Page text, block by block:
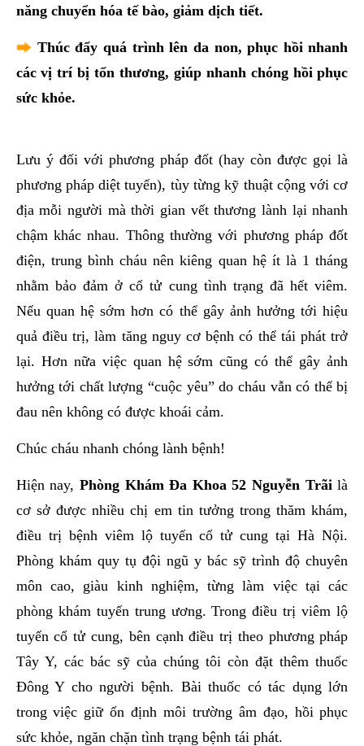
năng chuyển hóa tế bào, giảm dịch tiết.
Thúc đẩy quá trình lên da non, phục hồi nhanh
các vị trí bị tổn thương, giúp nhanh chóng hồi phục
sức khỏe.
Lưu ý đối với phương pháp đốt (hay còn được gọi là
phương pháp diệt tuyến), tùy từng kỹ thuật cộng với cơ
địa mỗi người mà thời gian vết thương lành lại nhanh
chậm khác nhau. Thông thường với phương pháp đốt
điện, trung bình cháu nên kiêng quan hệ ít là 1 tháng
nhằm bảo đảm ở cổ tử cung tình trạng đã hết viêm.
Nếu quan hệ sớm hơn có thể gây ảnh hưởng tới hiệu
quả điều trị, làm tăng nguy cơ bệnh có thể tái phát trở
lại. Hơn nữa việc quan hệ sớm cũng có thể gây ảnh
hưởng tới chất lượng “cuộc yêu” do cháu vẫn có thể bị
đau nên không có được khoái cảm.
Chúc cháu nhanh chóng lành bệnh!
Hiện nay, Phòng Khám Đa Khoa 52 Nguyễn Trãi là
cơ sở được nhiều chị em tin tưởng trong thăm khám,
điều trị bệnh viêm lộ tuyến cổ tử cung tại Hà Nội.
Phòng khám quy tụ đội ngũ y bác sỹ trình độ chuyên
môn cao, giàu kinh nghiệm, từng làm việc tại các
phòng khám tuyến trung ương. Trong điều trị viêm lộ
tuyến cổ tử cung, bên cạnh điều trị theo phương pháp
Tây Y, các bác sỹ của chúng tôi còn đặt thêm thuốc
Đông Y cho người bệnh. Bài thuốc có tác dụng lớn
trong việc giữ ổn định môi trường âm đạo, hồi phục
sức khỏe, ngăn chặn tình trạng bệnh tái phát.